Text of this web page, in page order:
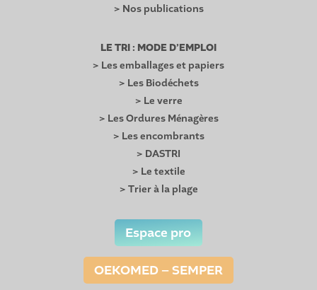
> Nos publications
LE TRI : MODE D’EMPLOI
> Les emballages et papiers
> Les Biodéchets
> Le verre
> Les Ordures Ménagères
> Les encombrants
> DASTRI
> Le textile
> Trier à la plage
Espace pro
OEKOMED – SEMPER